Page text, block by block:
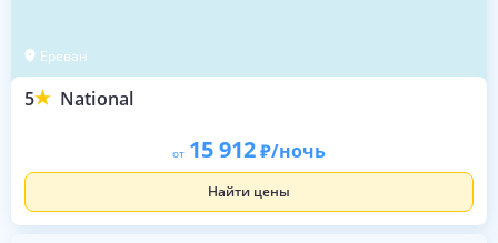
Ереван
5 National
от 15 912 /ночь
Найти цены